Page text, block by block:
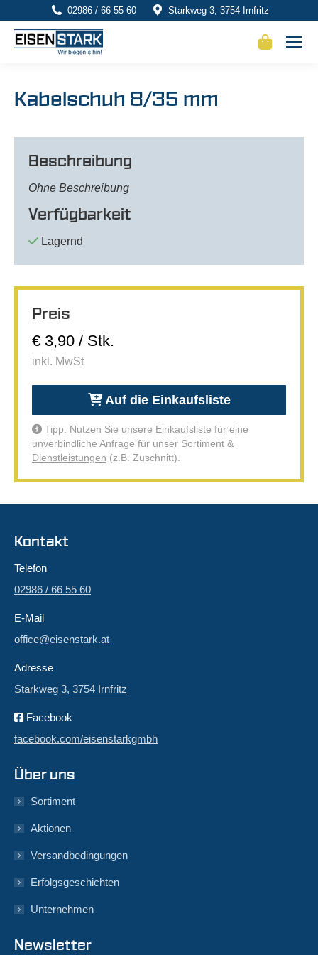
02986 / 66 55 60 Starkweg 3, 3754 Irnfritz
Kabelschuh 8/35 mm
Beschreibung
Ohne Beschreibung
Verfügbarkeit
Lagernd
Preis
€ 3,90 / Stk.
inkl. MwSt
Auf die Einkaufsliste
Tipp: Nutzen Sie unsere Einkaufsliste für eine
unverbindliche Anfrage für unser Sortiment &
Dienstleistungen (z.B. Zuschnitt).
Kontakt
Telefon
02986 / 66 55 60
E-Mail
office@eisenstark.at
Adresse
Starkweg 3, 3754 Irnfritz
Facebook
facebook.com/eisenstarkgmbh
Über uns
Sortiment
Aktionen
Versandbedingungen
Erfolgsgeschichten
Unternehmen
Newsletter